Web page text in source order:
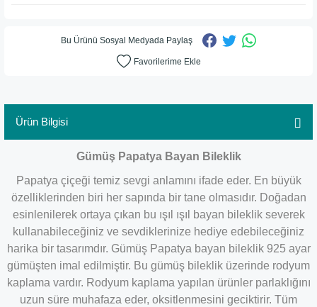
Bu Ürünü Sosyal Medyada Paylaş
Ürün Bilgisi
Gümüş Papatya Bayan Bileklik
Papatya çiçeği temiz sevgi anlamını ifade eder. En büyük
özelliklerinden biri her sapında bir tane olmasıdır. Doğadan
esinlenilerek ortaya çıkan bu ışıl ışıl bayan bileklik severek
kullanabileceğiniz ve sevdiklerinize hediye edebileceğiniz
harika bir tasarımdır. Gümüş Papatya bayan bileklik 925 ayar
gümüşten imal edilmiştir. Bu gümüş bileklik üzerinde rodyum
kaplama vardır. Rodyum kaplama yapılan ürünler parlaklığını
uzun süre muhafaza eder, oksitlenmesini geciktirir. Tüm